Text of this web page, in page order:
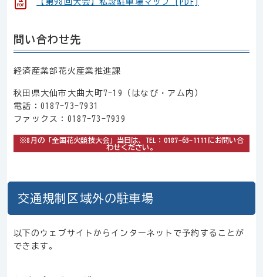
【第98回大会】私設駐車場マップ [PDF]
問い合わせ先
経済産業部花火産業推進課
秋田県大仙市大曲大町7-19（はなび・アム内）
電話：0187-73-7931
ファックス：0187-73-7939
※8月の「全国花火競技大会」当日は、TEL：0187-63-1111にお問い合
わせください。
交通規制区域外の駐車場
以下のウェブサイトからインターネットで予約することが
できます。